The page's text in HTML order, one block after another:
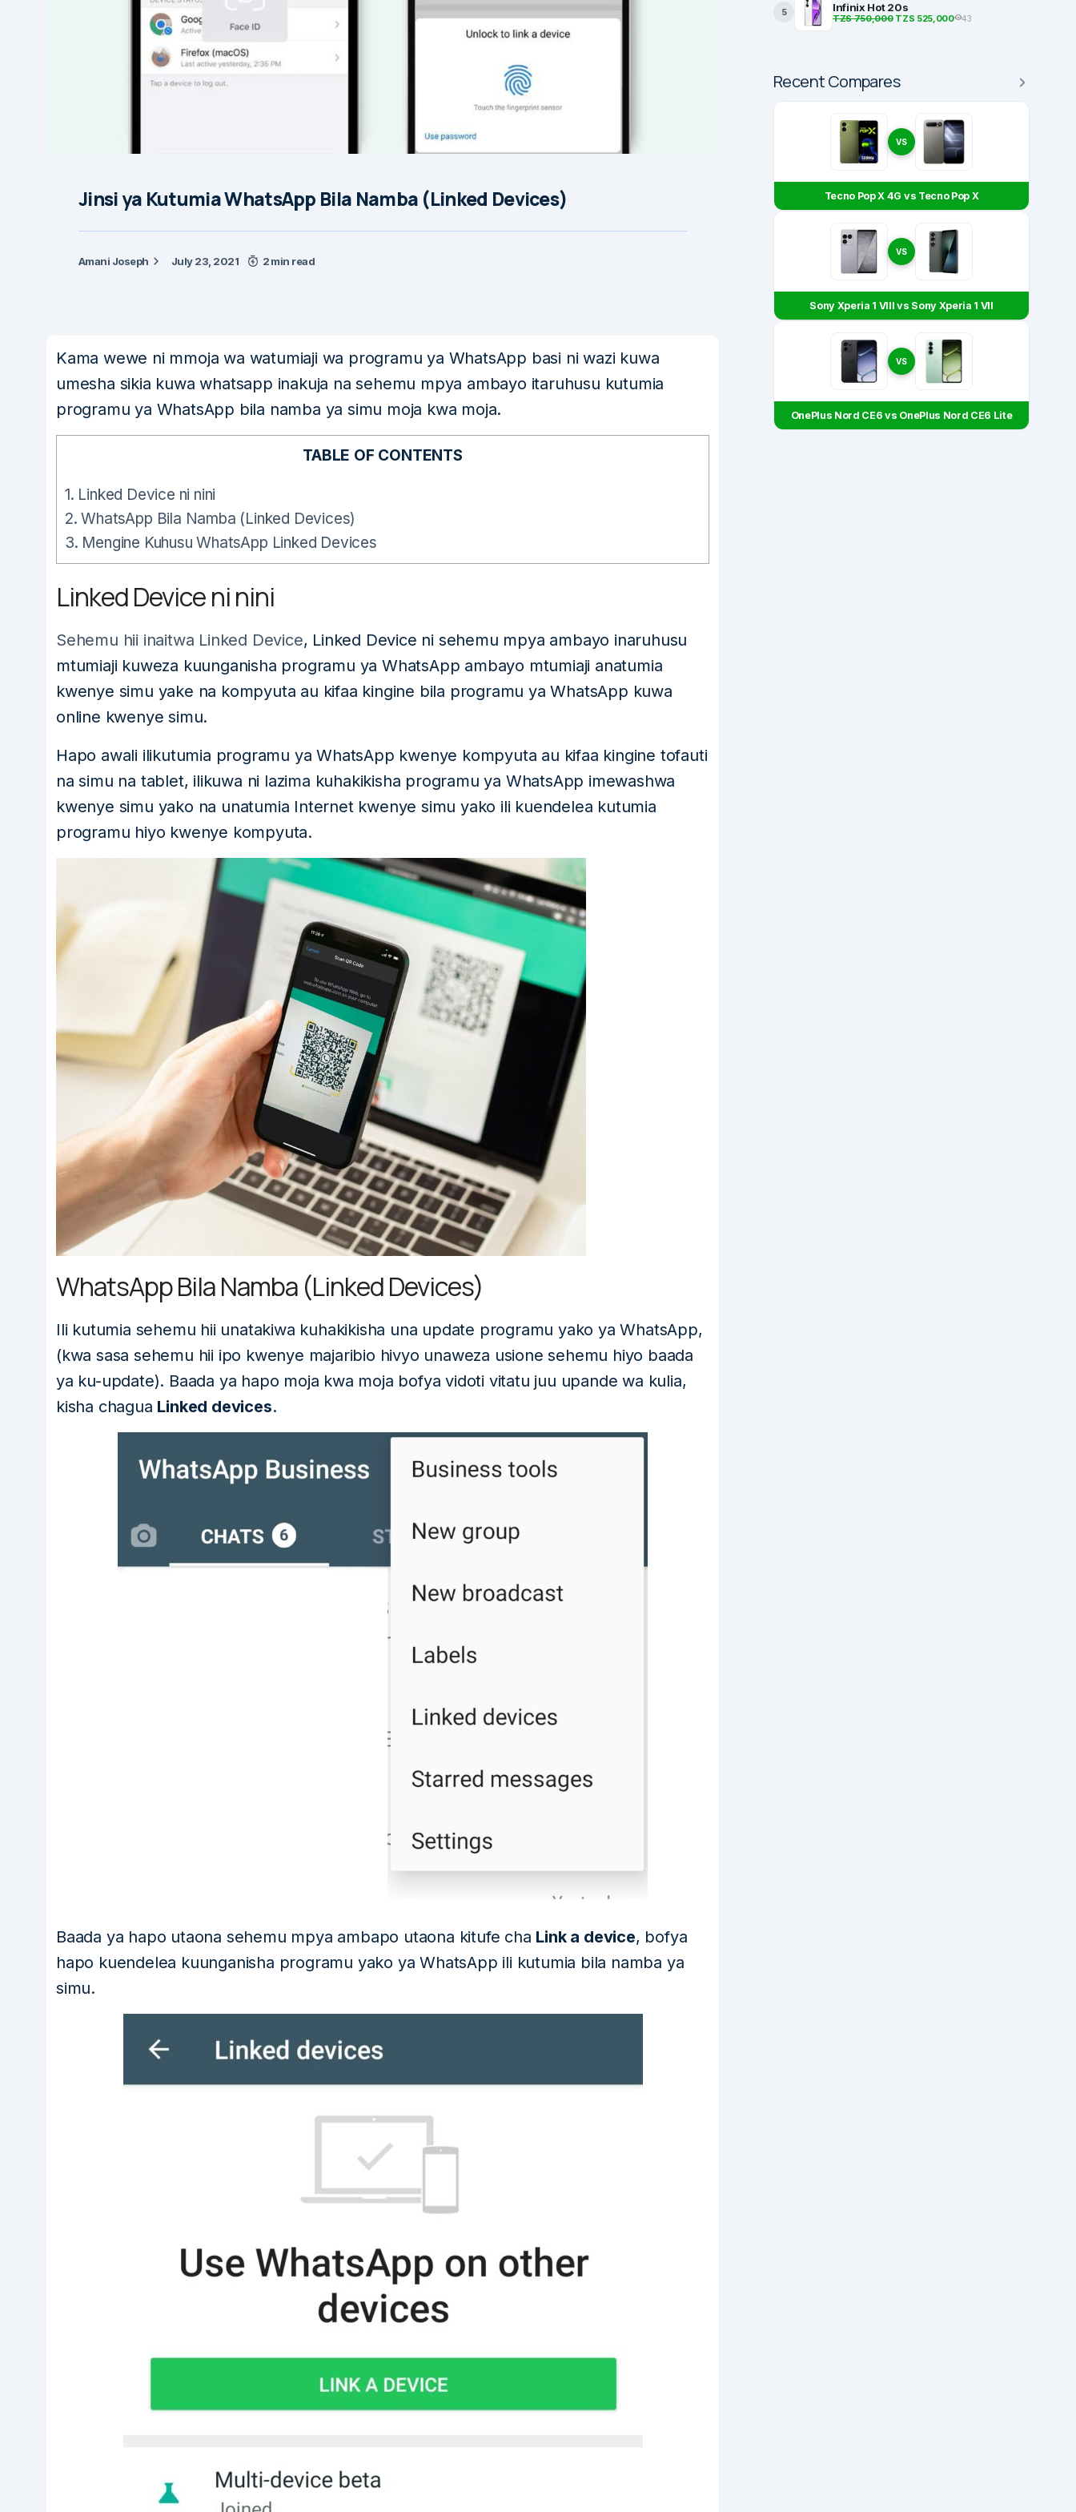
Jinsi ya Kutumia WhatsApp Bila Namba (Linked Devices)
Amani Joseph July 23, 2021 2 min read
Kama wewe ni mmoja wa watumiaji wa programu ya WhatsApp basi ni wazi kuwa
umesha sikia kuwa whatsapp inakuja na sehemu mpya ambayo itaruhusu kutumia
programu ya WhatsApp bila namba ya simu moja kwa moja.
TABLE OF CONTENTS
1. Linked Device ni nini
2. WhatsApp Bila Namba (Linked Devices)
3. Mengine Kuhusu WhatsApp Linked Devices
Linked Device ni nini
Sehemu hii inaitwa Linked Device, Linked Device ni sehemu mpya ambayo inaruhusu
mtumiaji kuweza kuunganisha programu ya WhatsApp ambayo mtumiaji anatumia
kwenye simu yake na kompyuta au kifaa kingine bila programu ya WhatsApp kuwa
online kwenye simu.
Hapo awali ilikutumia programu ya WhatsApp kwenye kompyuta au kifaa kingine tofauti
na simu na tablet, ilikuwa ni lazima kuhakikisha programu ya WhatsApp imewashwa
kwenye simu yako na unatumia Internet kwenye simu yako ili kuendelea kutumia
programu hiyo kwenye kompyuta.
WhatsApp Bila Namba (Linked Devices)
Ili kutumia sehemu hii unatakiwa kuhakikisha una update programu yako ya WhatsApp,
(kwa sasa sehemu hii ipo kwenye majaribio hivyo unaweza usione sehemu hiyo baada
ya ku-update). Baada ya hapo moja kwa moja bofya vidoti vitatu juu upande wa kulia,
kisha chagua Linked devices.
Baada ya hapo utaona sehemu mpya ambapo utaona kitufe cha Link a device, bofya
hapo kuendelea kuunganisha programu yako ya WhatsApp ili kutumia bila namba ya
simu.
5 Infinix Hot 20s
TZS 750,000TZS 525,000 43
Recent Compares
VS
Tecno Pop X 4G vs Tecno Pop X
VS
Sony Xperia 1 VIII vs Sony Xperia 1 VII
VS
OnePlus Nord CE6 vs OnePlus Nord CE6 Lite